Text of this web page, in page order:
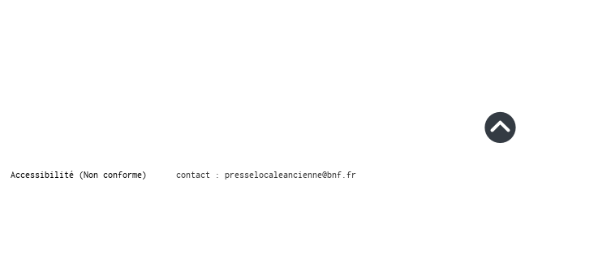
Accessibilité (Non conforme) contact : presselocaleancienne@bnf.fr